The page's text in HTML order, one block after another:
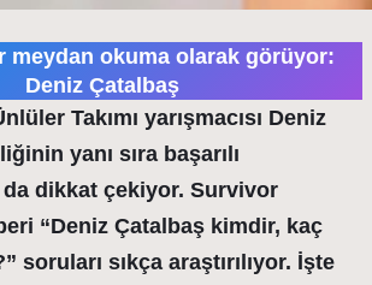
meydan okuma olarak görüyor:
Deniz Çatalbaş
Takımı yarışmacısı Deniz
yanı sıra başarılı
da dikkat çekiyor. Survivor
“Deniz Çatalbaş kimdir, kaç
soruları sıkça araştırılıyor. İşte